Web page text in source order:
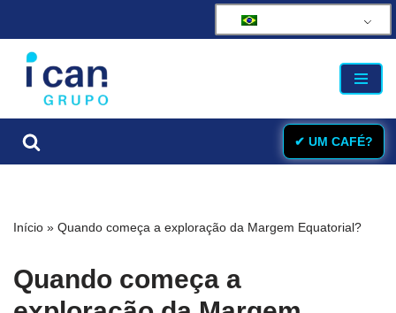
para
conteúdo
✔ UM CAFÉ?
Início » Quando começa a exploração da Margem Equatorial?
Quando começa a